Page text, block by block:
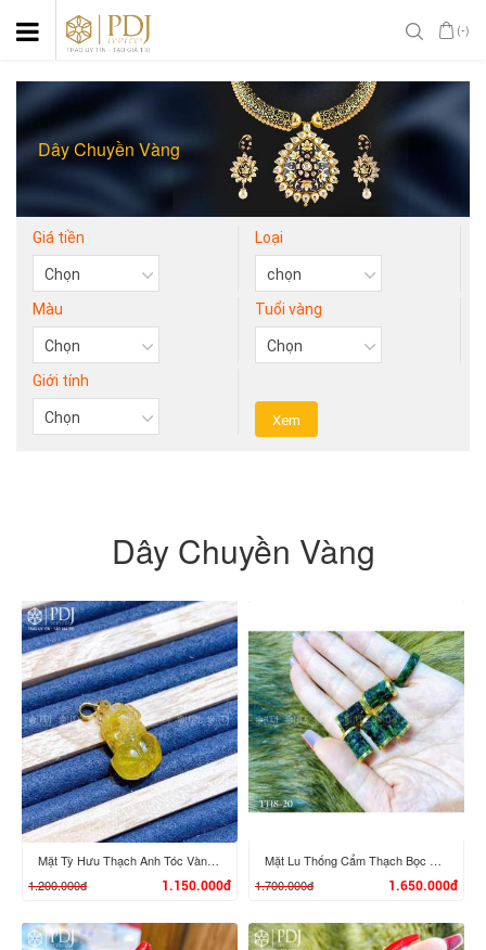
(-)
Dây Chuyền Vàng
Giá tiền Loại
Màu Tuổi vàng
Giới tính
Dây Chuyền Vàng
Mặt Tỳ Hưu Thạch Anh Tóc Vàng Móc Vàng 10K
1.200.000đ
1.150.000đ
Mặt Lu Thống Cẩm Thạch Bọc Vàng 10K
1.700.000đ
1.650.000đ